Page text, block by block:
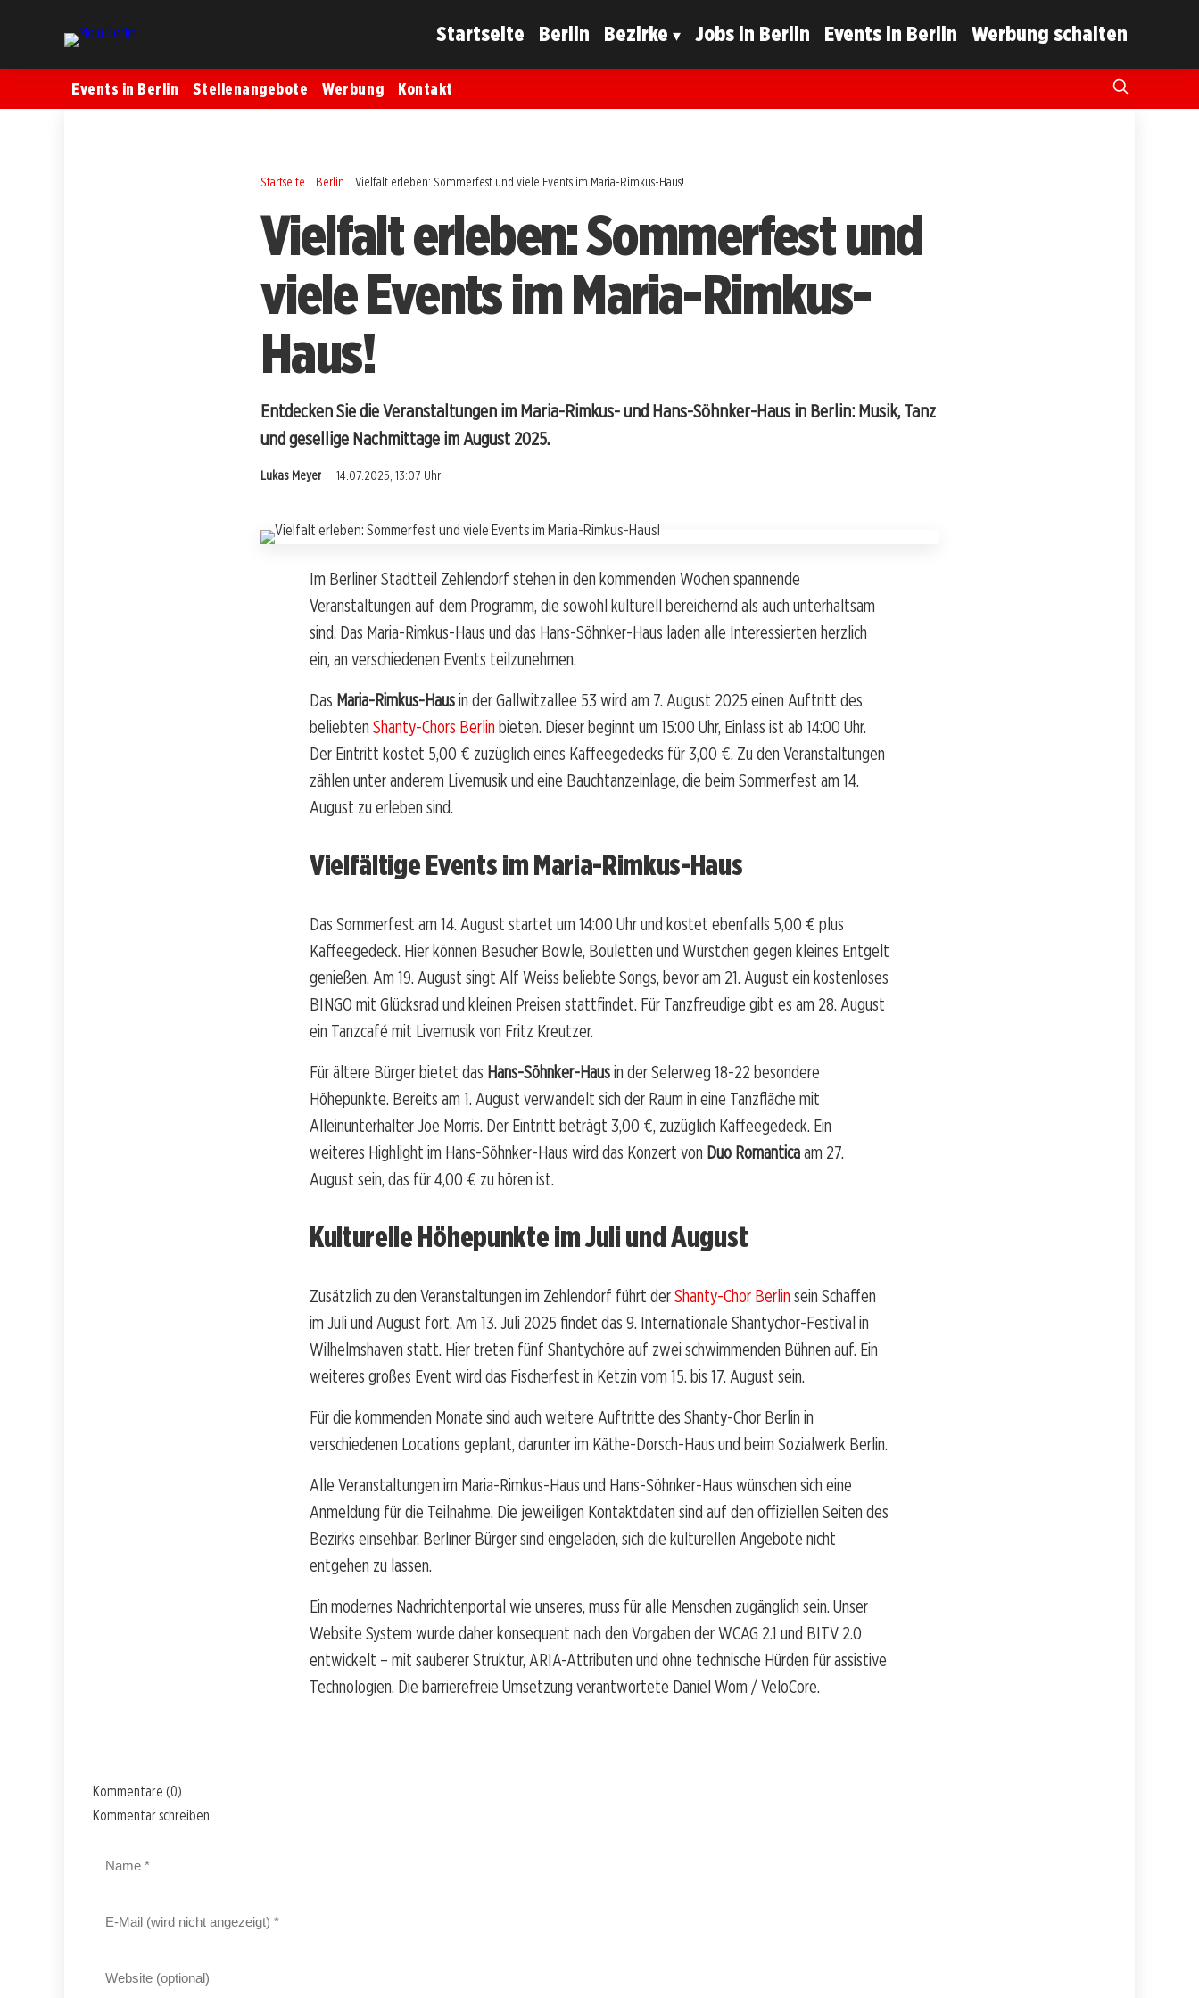
Startseite Berlin Bezirke Jobs in Berlin Events in Berlin Werbung schalten
Events in Berlin Stellenangebote Werbung Kontakt
Startseite Berlin Vielfalt erleben: Sommerfest und viele Events im Maria-Rimkus-Haus!
Vielfalt erleben: Sommerfest und
viele Events im Maria-Rimkus-
Haus!
Entdecken Sie die Veranstaltungen im Maria-Rimkus- und Hans-Söhnker-Haus in Berlin: Musik, Tanz
und gesellige Nachmittage im August 2025.
Lukas Meyer 14.07.2025, 13:07 Uhr
Im Berliner Stadtteil Zehlendorf stehen in den kommenden Wochen spannende
Veranstaltungen auf dem Programm, die sowohl kulturell bereichernd als auch unterhaltsam
sind. Das Maria-Rimkus-Haus und das Hans-Söhnker-Haus laden alle Interessierten herzlich
ein, an verschiedenen Events teilzunehmen.
Das Maria-Rimkus-Hausin der Gallwitzallee 53 wird am 7. August 2025 einen Auftritt des
beliebten Shanty-Chors Berlin bieten. Dieser beginnt um 15:00 Uhr, Einlass ist ab 14:00 Uhr.
Der Eintritt kostet 5,00 € zuzüglich eines Kaffeegedecks für 3,00 €. Zu den Veranstaltungen
zählen unter anderem Livemusik und eine Bauchtanzeinlage, die beim Sommerfest am 14.
August zu erleben sind.
Vielfältige Events im Maria-Rimkus-Haus
Das Sommerfest am 14. August startet um 14:00 Uhr und kostet ebenfalls 5,00 € plus
Kaffeegedeck. Hier können Besucher Bowle, Bouletten und Würstchen gegen kleines Entgelt
genießen. Am 19. August singt Alf Weiss beliebte Songs, bevor am 21. August ein kostenloses
BINGO mit Glücksrad und kleinen Preisen stattfindet. Für Tanzfreudige gibt es am 28. August
ein Tanzcafé mit Livemusik von Fritz Kreutzer.
Für ältere Bürger bietet das Hans-Söhnker-Hausin der Selerweg 18-22 besondere
Höhepunkte. Bereits am 1. August verwandelt sich der Raum in eine Tanzfläche mit
Alleinunterhalter Joe Morris. Der Eintritt beträgt 3,00 €, zuzüglich Kaffeegedeck. Ein
weiteres Highlight im Hans-Söhnker-Haus wird das Konzert von Duo Romanticaam 27.
August sein, das für 4,00 € zu hören ist.
Kulturelle Höhepunkte im Juli und August
Zusätzlich zu den Veranstaltungen im Zehlendorf führt derShanty-Chor Berlin sein Schaffen
im Juli und August fort. Am 13. Juli 2025 findet das 9. Internationale Shantychor-Festival in
Wilhelmshaven statt. Hier treten fünf Shantychöre auf zwei schwimmenden Bühnen auf. Ein
weiteres großes Event wird das Fischerfest in Ketzin vom 15. bis 17. August sein.
Für die kommenden Monate sind auch weitere Auftritte des Shanty-Chor Berlin in
verschiedenen Locations geplant, darunter im Käthe-Dorsch-Haus und beim Sozialwerk Berlin.
Alle Veranstaltungen im Maria-Rimkus-Haus und Hans-Söhnker-Haus wünschen sich eine
Anmeldung für die Teilnahme. Die jeweiligen Kontaktdaten sind auf den offiziellen Seiten des
Bezirks einsehbar. Berliner Bürger sind eingeladen, sich die kulturellen Angebote nicht
entgehen zu lassen.
Ein modernes Nachrichtenportal wie unseres, muss für alle Menschen zugänglich sein. Unser
Website System wurde daher konsequent nach den Vorgaben der WCAG 2.1 und BITV 2.0
entwickelt – mit sauberer Struktur, ARIA-Attributen und ohne technische Hürden für assistive
Technologien. Die barrierefreie Umsetzung verantwortete Daniel Wom / VeloCore.
Kommentare (0)
Kommentar schreiben